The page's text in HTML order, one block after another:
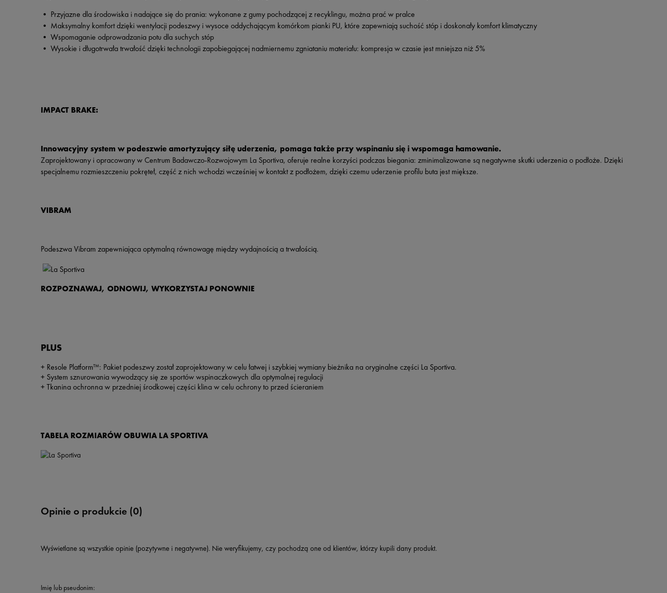
• Przyjazne dla środowiska i nadające się do prania: wykonane z gumy pochodzącej z recyklingu, można prać w pralce
• Maksymalny komfort dzięki wentylacji podeszwy i wysoce oddychającym komórkom pianki PU, które zapewniają suchość stóp i doskonały komfort klimatyczny
• Wspomaganie odprowadzania potu dla suchych stóp
• Wysokie i długotrwała trwałość dzięki technologii zapobiegającej nadmiernemu zgniataniu materiału: kompresja w czasie jest mniejsza niż 5%
IMPACT BRAKE:
Innowacyjny system w podeszwie amortyzujący siłę uderzenia, pomaga także przy wspinaniu się i wspomaga hamowanie.
Zaprojektowany i opracowany w Centrum Badawczo-Rozwojowym La Sportiva, oferuje realne korzyści podczas biegania: zminimalizowane są negatywne skutki uderzenia o podłoże. Dzięki
specjalnemu rozmieszczeniu pokręteł, część z nich wchodzi wcześniej w kontakt z podłożem, dzięki czemu uderzenie profilu buta jest miększe.
VIBRAM
Podeszwa Vibram zapewniająca optymalną równowagę między wydajnością a trwałością.
ROZPOZNAWAJ, ODNOWIJ, WYKORZYSTAJ PONOWNIE
PLUS
+ Resole Platform™: Pakiet podeszwy został zaprojektowany w celu łatwej i szybkiej wymiany bieżnika na oryginalne części La Sportiva.
+ System sznurowania wywodzący się ze sportów wspinaczkowych dla optymalnej regulacji
+ Tkanina ochronna w przedniej środkowej części klina w celu ochrony to przed ścieraniem
TABELA ROZMIARÓW OBUWIA LA SPORTIVA
Opinie o produkcie (0)
Wyświetlane są wszystkie opinie (pozytywne i negatywne). Nie weryfikujemy, czy pochodzą one od klientów, którzy kupili dany produkt.
Imię lub pseudonim: